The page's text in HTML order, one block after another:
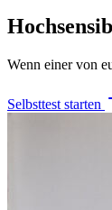
Wenn einer von
Selbsttest starten